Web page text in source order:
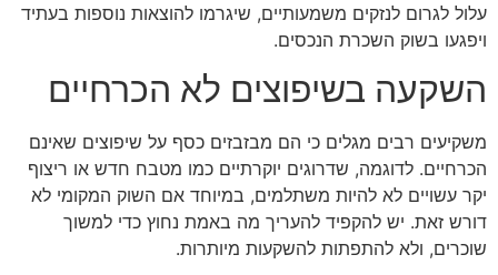
עלול לגרום לנזקים משמעותיים, שיגרמו להוצאות נוספות בעתיד
ויפגעו בשוק השכרת הנכסים.
השקעה בשיפוצים לא הכרחיים
משקיעים רבים מגלים כי הם מבזבזים כסף על שיפוצים שאינם
הכרחיים. לדוגמה, שדרוגים יוקרתיים כמו מטבח חדש או ריצוף
יקר עשויים לא להיות משתלמים, במיוחד אם השוק המקומי לא
דורש זאת. יש להקפיד להעריך מה באמת נחוץ כדי למשוך
שוכרים, ולא להתפתות להשקעות מיותרות.